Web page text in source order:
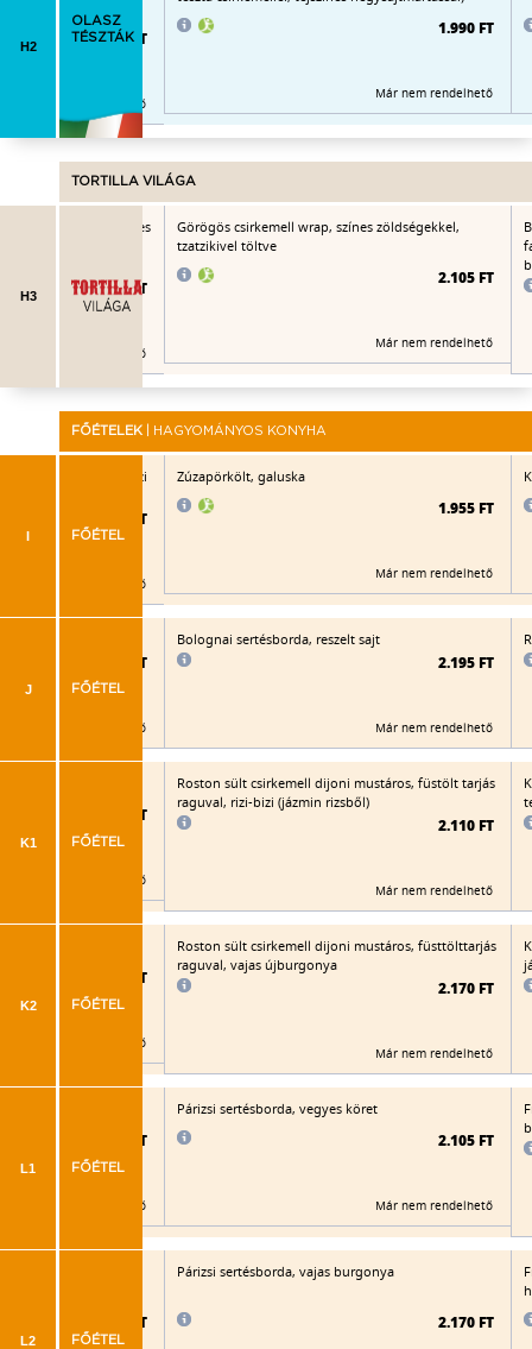
H2
OLASZ
TÉSZTÁK
1.840 FT
Már nem rendelhető
1.990 FT
Már nem rendelhető
TORTILLA VILÁGA
H3
enchilada (fűszeres
2.370 FT
Már nem rendelhető
Görögös csirkemell wrap, színes zöldségekkel,
tzatzikivel töltve
2.105 FT
Már nem rendelhető
FŐÉTELEK | HAGYOMÁNYOS KONYHA
I FŐÉTEL
rakott burgonya házi
2.025 FT
Már nem rendelhető
Zúzapörkölt, galuska
1.955 FT
Már nem rendelhető
J FŐÉTEL
2.105 FT
Már nem rendelhető
Bolognai sertésborda, reszelt sajt
2.195 FT
Már nem rendelhető
K1 FŐÉTEL
2.065 FT
Már nem rendelhető
Roston sült csirkemell dijoni mustáros, füstölt tarjás
raguval, rizi-bizi (jázmin rizsből)
2.110 FT
Már nem rendelhető
K2 FŐÉTEL
2.070 FT
Már nem rendelhető
Roston sült csirkemell dijoni mustáros, füsttölttarjás
raguval, vajas újburgonya
2.170 FT
Már nem rendelhető
L1 FŐÉTEL
2.080 FT
Már nem rendelhető
Párizsi sertésborda, vegyes köret
2.105 FT
Már nem rendelhető
L2 FŐÉTEL
2.115 FT
Párizsi sertésborda, vajas burgonya
2.170 FT